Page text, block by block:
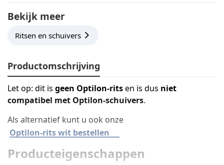
Bekijk meer
Ritsen en schuivers
Productomschrijving
Let op: dit is geen Optilon-ritsen is dus niet
compatibel met Optilon-schuivers.
Als alternatief kunt u ook onze
Optilon-rits wit bestellen
Producteigenschappen